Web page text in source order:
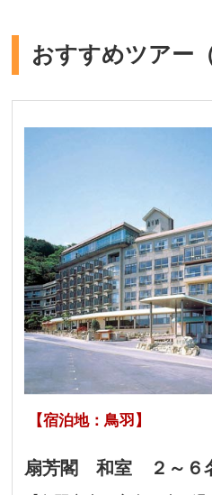
おすすめツアー
【宿泊地：鳥羽】
扇芳閣 和室 ２～６